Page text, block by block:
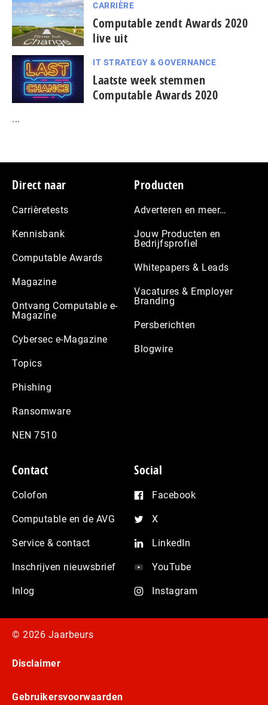
CARRIÈRE
Computable zendt Awards 2020
live uit
IT STRATEGY & GOVERNANCE
Laatste week stemmen
Computable Awards 2020
...
Footer
Direct naar
Carrièretests
Kennisbank
Computable Awards
Magazine
Ontvang Computable e-
Magazine
Cybersec e-Magazine
Topics
Phishing
Ransomware
NEN 7510
Producten
Adverteren en meer…
Jouw Producten en
Bedrijfsprofiel
Whitepapers & Leads
Vacatures & Employer
Branding
Persberichten
Blogwire
Contact
Colofon
Computable en de AVG
Service & contact
Inschrijven nieuwsbrief
Inlog
Social
Facebook
X
LinkedIn
YouTube
Instagram
© 2026 Jaarbeurs
Disclaimer
Gebruikersvoorwaarden